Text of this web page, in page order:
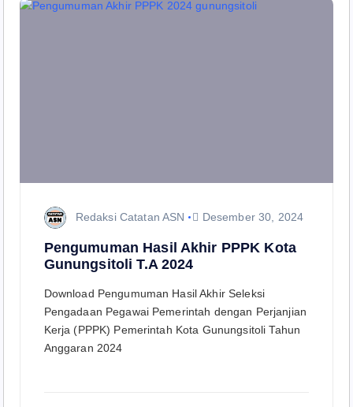
Redaksi Catatan ASN Desember 30, 2024
Pengumuman Hasil Akhir PPPK Kota
Gunungsitoli T.A 2024
Download Pengumuman Hasil Akhir Seleksi
Pengadaan Pegawai Pemerintah dengan Perjanjian
Kerja (PPPK) Pemerintah Kota Gunungsitoli Tahun
Anggaran 2024